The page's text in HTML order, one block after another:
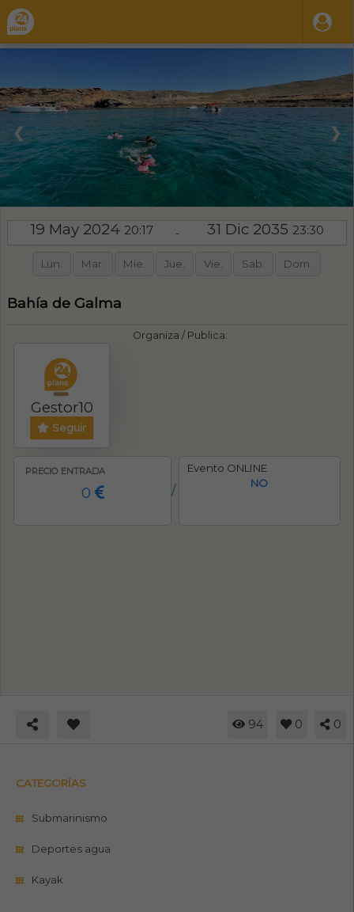
❮ ❯
19 May 2024 20:17 - 31 Dic 2035 23:30
Lun. Mar. Mie. Jue. Vie. Sab. Dom.
Bahía de Galma
Organiza / Publica:
Gestor10
Seguir
PRECIO ENTRADA
0 /
Evento ONLINE
NO
94 0 0
CATEGORÍAS
Submarinismo
Deportes agua
Kayak